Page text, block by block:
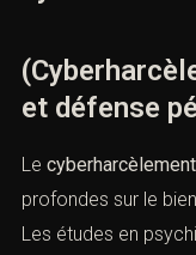
et défense
Le cyberharcèlement
profondes sur le
Les études en